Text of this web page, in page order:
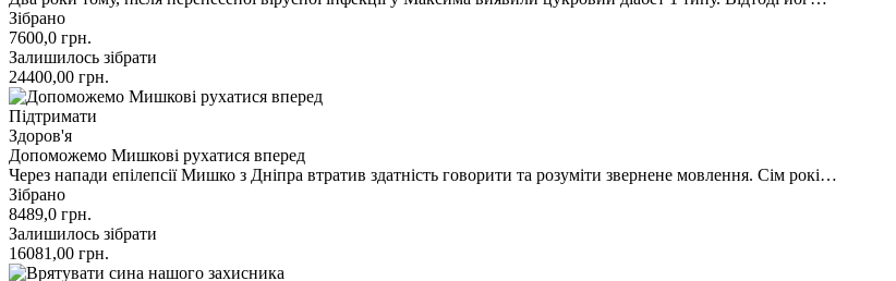
Зібрано
7600,0 грн.
Залишилось зібрати
24400,00 грн.
Підтримати
Здоров'я
Допоможемо Мишкові рухатися вперед
Через напади епілепсії Мишко з Дніпра втратив здатність говорити та розуміти звернене мовлення. Сім рокі…
Зібрано
8489,0 грн.
Залишилось зібрати
16081,00 грн.